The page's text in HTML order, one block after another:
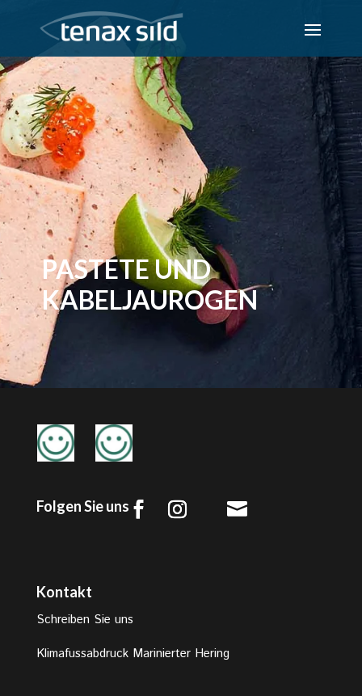
PASTETE UND
KABELJAUROGEN
Folgen Sie uns 
Kontakt
Schreiben Sie uns
Klimafussabdruck Marinierter Hering